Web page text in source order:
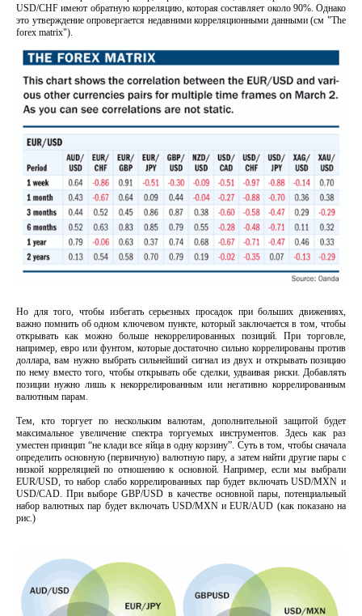
USD/CHF имеют обратную корреляцию, которая составляет около 90%. Однако
это утверждение опровергается недавними корреляционными данными (см "The
forex matrix").
Но для того, чтобы избегать серьезных просадок при больших движениях,
важно помнить об одном ключевом пункте, который заключается в том, чтобы
открывать как можно больше некоррелированных позиций. При торговле,
например, евро или фунтом, которые достаточно сильно коррелированы против
доллара, вам нужно выбрать сильнейший сигнал из двух и открывать позицию
по нему вместо того, чтобы открывать обе сделки, удваивая риски. Добавлять
позиции нужно лишь к некоррелированным или негативно коррелированным
валютным парам.
Тем, кто торгует по нескольким валютам, дополнительной защитой будет
максимальное увеличение спектра торгуемых инструментов. Здесь как раз
уместен принцип “не клади все яйца в одну корзину”. Суть в том, чтобы сначала
определить основную (первичную) валютную пару, а затем найти другие пары с
низкой корреляцией по отношению к основной. Например, если мы выбрали
EUR/USD, то набор слабо коррелированных пар будет включать USD/MXN и
USD/CAD. При выборе GBP/USD в качестве основной пары, потенциальный
набор валютных пар будет включать USD/MXN и EUR/AUD (как показано на
рис.)